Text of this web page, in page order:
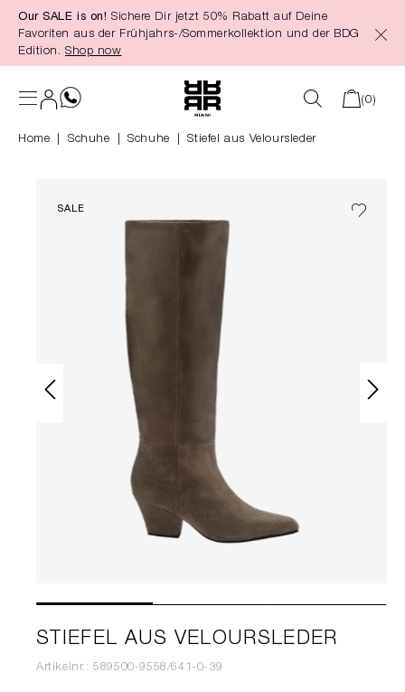
springen
Our SALE is on! Sichere Dir jetzt 50% Rabatt auf Deine
Favoriten aus der Frühjahrs-/Sommerkollektion und der BDG
Edition. Shop now
(0)
Home Schuhe Schuhe Stiefel aus Veloursleder
SALE
STIEFEL AUS VELOURSLEDER
Artikelnr.: 589500-9558/641-0-39